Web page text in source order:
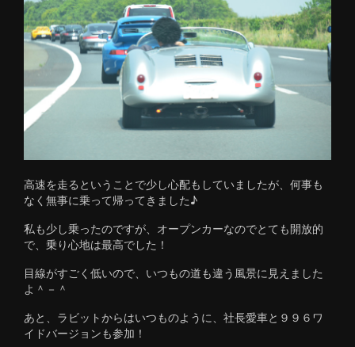
高速を走るということで少し心配もしていましたが、何事も
なく無事に乗って帰ってきました♪
私も少し乗ったのですが、オープンカーなのでとても開放的
で、乗り心地は最高でした！
目線がすごく低いので、いつもの道も違う風景に見えました
よ＾－＾
あと、ラビットからはいつものように、社長愛車と９９６ワ
イドバージョンも参加！